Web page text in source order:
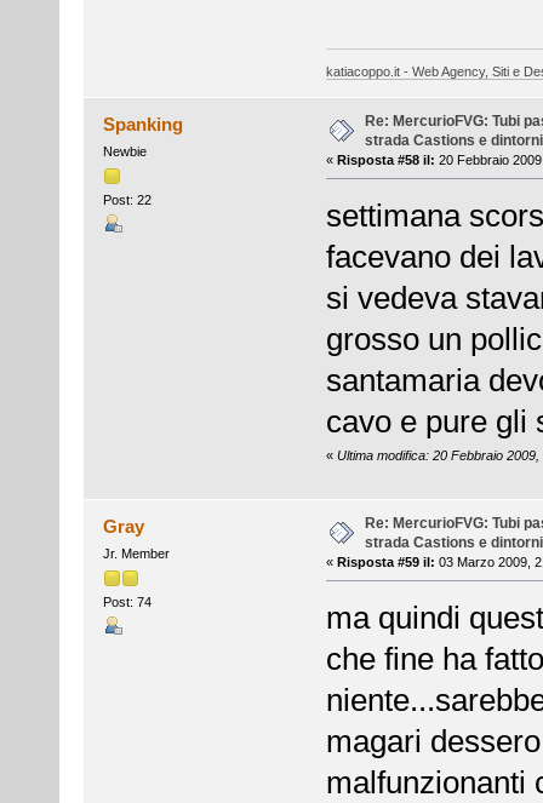
katiacoppo.it - Web Agency, Siti e
Spanking
Newbie
Post: 22
Re: MercurioFVG: Tubi
strada Castions e dintorni
« Risposta #58 il: 20 Febbraio
settimana
facevano dei
si vedeva
grosso un
santamaria
cavo e pure gli
« Ultima modifica: 20 Febbraio
Gray
Jr. Member
Post: 74
Re: MercurioFVG: Tubi
strada Castions e dintorni
« Risposta #59 il: 03 Marzo 2009,
ma quindi
che fine ha
magari
malfunzionanti